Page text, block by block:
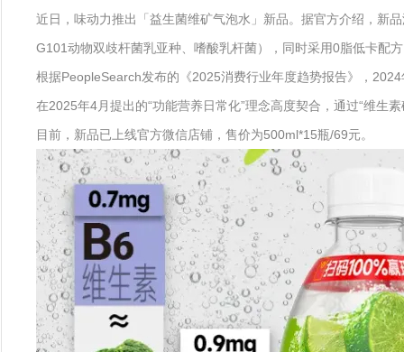
近日，味动力推出「益生菌维矿气泡水」新品。据官方介绍，新
G101动物双歧杆菌乳亚种、嗜酸乳杆菌），同时采用0脂低卡配
根据PeopleSearch发布的《2025消费行业年度趋势报告》，
在2025年4月提出的“功能营养日常化”理念高度契合，通过“维生
目前，新品已上线官方微信店铺，售价为500ml*15瓶/69元。